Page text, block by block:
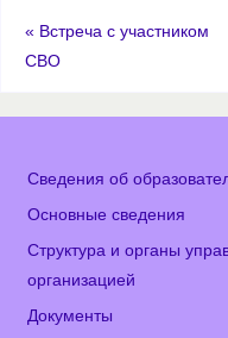
« Встреча с участником
СВО
Сведения об
Основные сведения
Структура и органы
организацией
Документы